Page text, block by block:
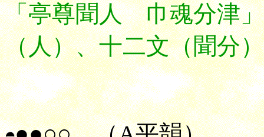
「亭尊聞人 巾魂分津
（人）、十二文（聞分